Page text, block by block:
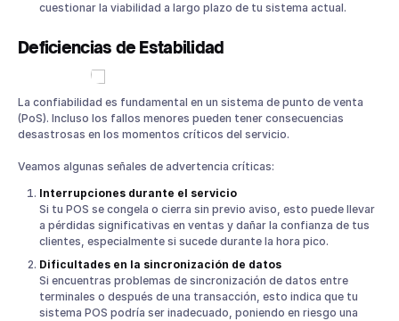
cuestionar la viabilidad a largo plazo de tu sistema actual.
Deficiencias de Estabilidad
La confiabilidad es fundamental en un sistema de punto de venta
(PoS). Incluso los fallos menores pueden tener consecuencias
desastrosas en los momentos críticos del servicio.
Veamos algunas señales de advertencia críticas:
Interrupciones durante el servicio
Si tu POS se congela o cierra sin previo aviso, esto puede llevar
a pérdidas significativas en ventas y dañar la confianza de tus
clientes, especialmente si sucede durante la hora pico.
Dificultades en la sincronización de datos
Si encuentras problemas de sincronización de datos entre
terminales o después de una transacción, esto indica que tu
sistema POS podría ser inadecuado, poniendo en riesgo una